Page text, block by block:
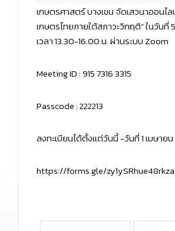
เกษตรศาสตร์ บางเขน จัดเสวนาออนไ
เกษตรไทยภายใต้สภาวะวิกฤติ” ในวันที่
เวลา 13.30-16.00 น. ผ่านระบบ Zoom
Meeting ID : 915 7316 3315
Passcode : 222213
ลงทะเบียนได้ตั้งเเต่วันนี้ -วันที่ 1 เมษาย
https://forms.gle/